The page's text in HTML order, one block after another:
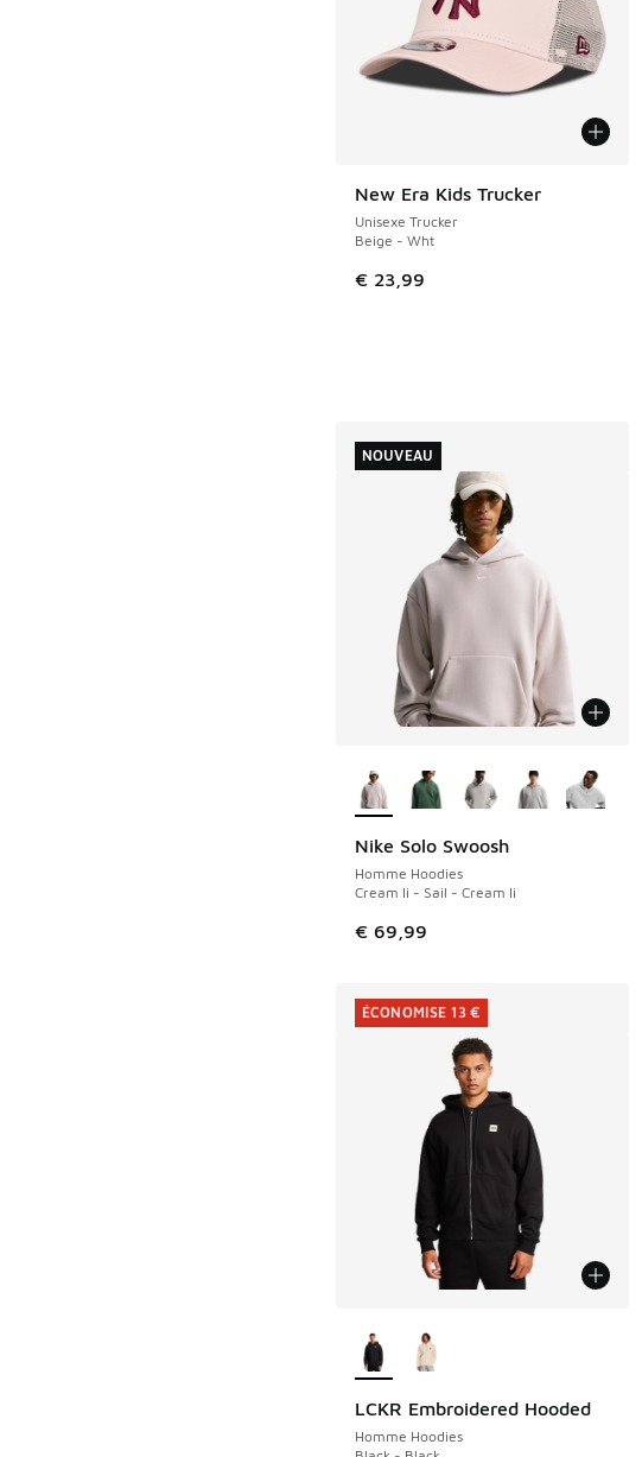
New Era Kids Trucker
Unisexe Trucker
Beige - Wht
€ 23,99
NOUVEAU
Nike Solo Swoosh
Homme Hoodies
Cream Ii - Sail - Cream Ii
€ 69,99
NOUVEAU
NOUVEAU
LCKR Embroidered Hooded
Homme Hoodies
ÉCONOMISE 13 €
ÉCONOMISE 13 €